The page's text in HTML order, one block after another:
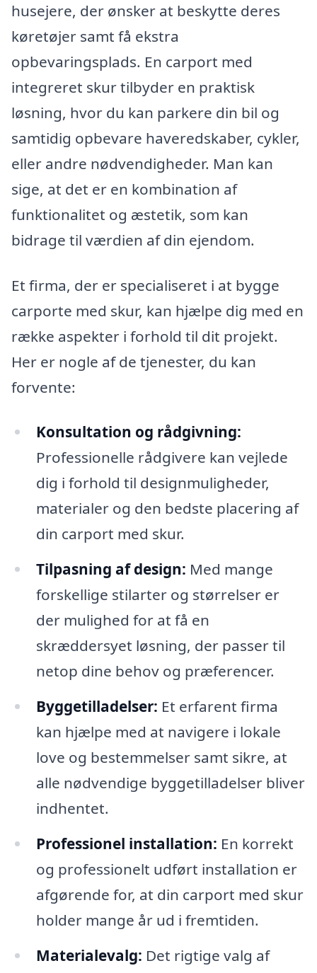
husejere, der ønsker at beskytte deres
køretøjer samt få ekstra
opbevaringsplads. En carport med
integreret skur tilbyder en praktisk
løsning, hvor du kan parkere din bil og
samtidig opbevare haveredskaber, cykler,
eller andre nødvendigheder. Man kan
sige, at det er en kombination af
funktionalitet og æstetik, som kan
bidrage til værdien af din ejendom.
Et firma, der er specialiseret i at bygge
carporte med skur, kan hjælpe dig med en
række aspekter i forhold til dit projekt.
Her er nogle af de tjenester, du kan
forvente:
Konsultation og rådgivning:
Professionelle rådgivere kan vejlede
dig i forhold til designmuligheder,
materialer og den bedste placering af
din carport med skur.
Tilpasning af design: Med mange
forskellige stilarter og størrelser er
der mulighed for at få en
skræddersyet løsning, der passer til
netop dine behov og præferencer.
Byggetilladelser: Et erfarent firma
kan hjælpe med at navigere i lokale
love og bestemmelser samt sikre, at
alle nødvendige byggetilladelser bliver
indhentet.
Professionel installation: En korrekt
og professionelt udført installation er
afgørende for, at din carport med skur
holder mange år ud i fremtiden.
Materialevalg: Det rigtige valg af